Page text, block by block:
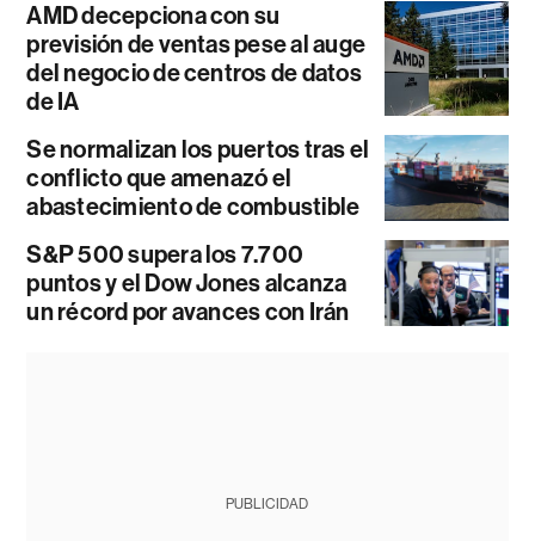
AMD decepciona con su
previsión de ventas pese al auge
del negocio de centros de datos
de IA
Se normalizan los puertos tras el
conflicto que amenazó el
abastecimiento de combustible
S&P 500 supera los 7.700
puntos y el Dow Jones alcanza
un récord por avances con Irán
PUBLICIDAD